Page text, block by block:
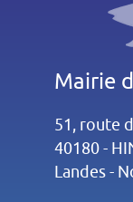
Mairie
51, route
40180 -
Landes -